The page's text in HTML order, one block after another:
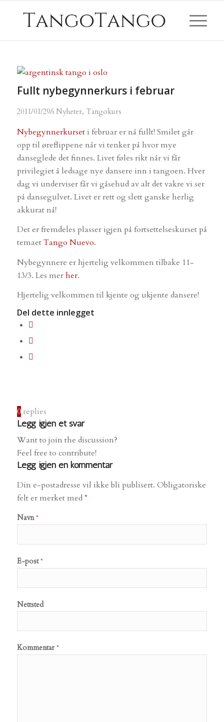
Fullt nybegynnerkurs i februar
2011/01/29/i Nyheter, Tangokurs
Nybegynnerkurset i februar er nå fullt! Smilet går
opp til øreflippene når vi tenker på hvor mye
danseglede det finnes. Livet føles rikt når vi får
privilegiet å ledsage nye dansere inn i tangoen. Hver
dag vi underviser får vi gåsehud av alt det vakre vi ser
på dansegulvet. Livet er rett og slett ganske herlig
akkurat nå!
Det er fremdeles plasser igjen på fortsettelseskurset på
temaetTango Nuevo.
Nybegynnere er hjertelig velkommen tilbake 11-
13/3. Les merher.
Hjertelig velkommen til kjente og ukjente dansere!
Del dette innlegget
0 replies
Legg igjen et svar
Want to join the discussion?
Feel free to contribute!
Legg igjen en kommentar
Din e-postadresse vil ikke bli publisert. Obligatoriske
felt er merket med*
Navn*
E-post*
Nettsted
Kommentar*